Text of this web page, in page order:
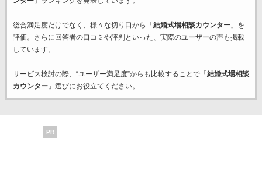
総合満足度だけでなく、様々な切り口から「 結婚式場相談カウンター」を
評価。さらに回答者の口コミや評判といった、実際のユーザーの声も掲載
しています。
サービス検討の際、“ユーザー満足度”からも比較することで「 結婚式場相談
カウンター」選びにお役立てください。
PR